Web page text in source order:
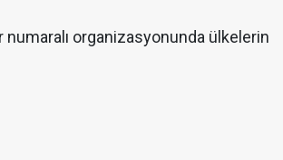
organizasyonunda ülkelerin